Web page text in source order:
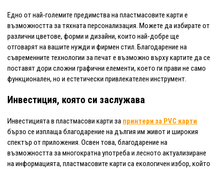
Едно от най-големите предимства на пластмасовите карти е
възможността за тяхната персонализация. Можете да избирате от
различни цветове, форми и дизайни, които най-добре ще
отговарят на вашите нужди и фирмен стил. Благодарение на
съвременните технологии за печат е възможно върху картите да се
поставят дори сложни графични елементи, което ги прави не само
функционален, но и естетически привлекателен инструмент.
Инвестиция, която си заслужава
Инвестицията в пластмасови карти за принтери за PVC карти
бързо се изплаща благодарение на дългия им живот и широкия
спектър от приложения. Освен това, благодарение на
възможността за многократна употреба и лесното актуализиране
на информацията, пластмасовите карти са екологичен избор, който